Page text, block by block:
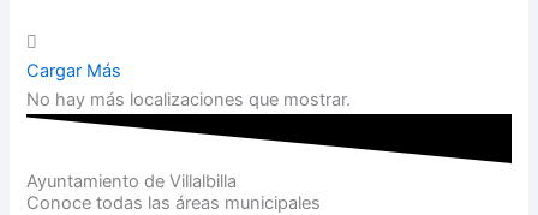
Cargar Más
No hay más localizaciones que mostrar.
Ayuntamiento de Villalbilla
Conoce todas las áreas municipales